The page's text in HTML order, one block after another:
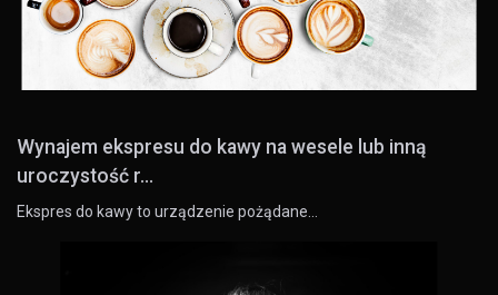
Wynajem ekspresu do kawy na wesele lub inną
uroczystość r...
Ekspres do kawy to urządzenie pożądane…